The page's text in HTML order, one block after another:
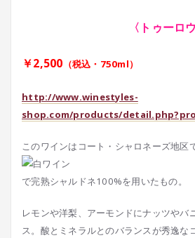
〈トゥーロ
￥2,500 （税込・750ml）
http://www.winestyles-
shop.com/products/
このワインはコート・シャロネーズ地区
で完熟シャルドネ100%を用いたもの。
レモンや洋梨、アーモンドにナッツやバ
ス。酸とミネラルとのバランスが秀逸な